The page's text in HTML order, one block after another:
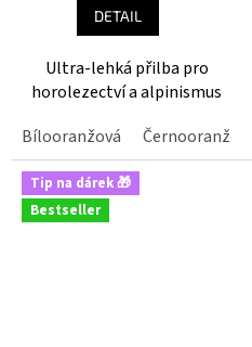
hvězdiček.
DETAIL
Ultra-lehká přilba pro
horolezectví a alpinismus
Bílooranžová
Černooranžová
Tip na dárek 🎁
Bestseller